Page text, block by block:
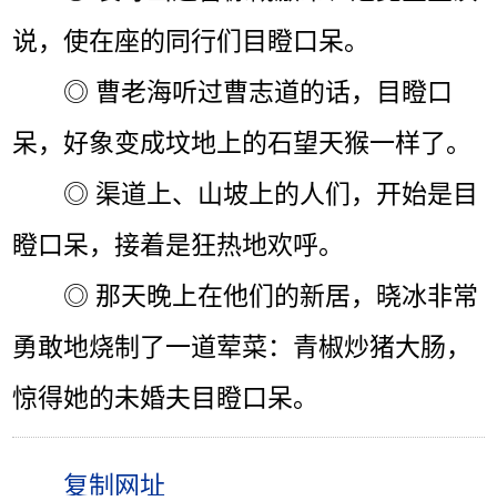
说，使在座的同行们目瞪口呆。
◎ 曹老海听过曹志道的话，目瞪口
呆，好象变成坟地上的石望天猴一样了。
◎ 渠道上、山坡上的人们，开始是目
瞪口呆，接着是狂热地欢呼。
◎ 那天晚上在他们的新居，晓冰非常
勇敢地烧制了一道荤菜：青椒炒猪大肠，
惊得她的未婚夫目瞪口呆。